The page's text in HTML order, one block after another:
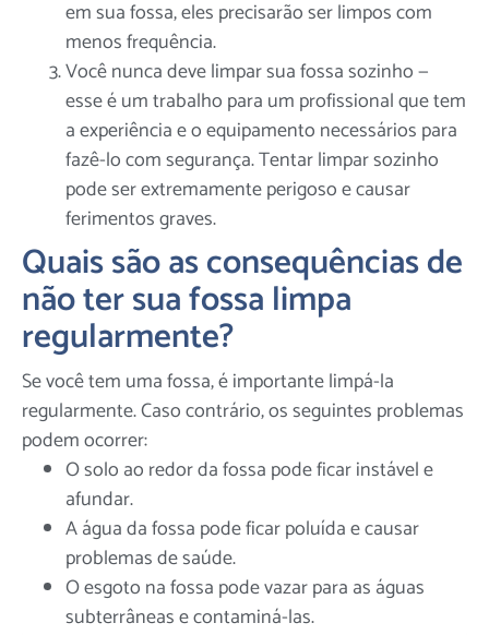
em sua fossa, eles precisarão ser limpos com
menos frequência.
Você nunca deve limpar sua fossa sozinho —
esse é um trabalho para um profissionalque tem
a experiência e o equipamento necessários para
fazê-lo com segurança. Tentar limpar sozinho
pode ser extremamente perigoso e causar
ferimentos graves.
Quais são as consequências de
não ter sua fossa limpa
regularmente?
Se você tem uma fossa, é importante limpá-la
regularmente. Caso contrário, os seguintes problemas
podem ocorrer:
O solo ao redor da fossa pode ficar instável e
afundar.
A água da fossa pode ficar poluída e causar
problemas de saúde.
O esgoto na fossa pode vazar para as águas
subterrâneas e contaminá-las.